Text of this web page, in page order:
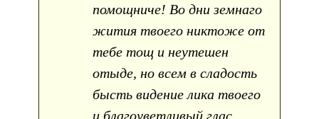
помощниче! Во дни земнаго
жития твоего никтоже от
тебе тощ и неутешен
отыде, но всем в сладость
бысть видение лика твоего
и благоуветливый глас